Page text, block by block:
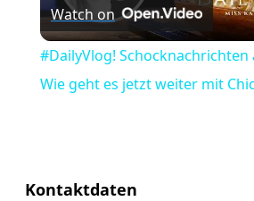
Watch on
#DailyVlog! Schocknachrichten
Wie geht es jetzt weiter mit
Kontaktdaten